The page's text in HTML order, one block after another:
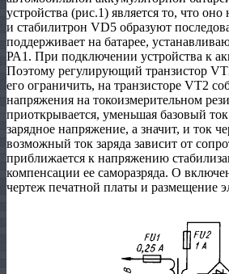
устройства (рис.1) является то, что
и стабилитрон VD5 образуют
поддерживает на батарее,
РА1. При подключении устройства к
Поэтому регулирующий транзистор
его ограничить, на транзисторе VT2
напряжения на токоизмерительном
приоткрывается, уменьшая базовый
зарядное напряжение, а значит, и ток
возможный ток заряда зависит от
приближается к напряжению
компенсации ее саморазряда. О
чертеж печатной платы и размещение